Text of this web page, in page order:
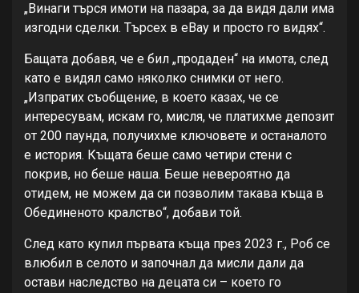
„Винаги търся имоти на пазара, за да видя дали има
изгодни сделки. Търсех в eBay и просто го видях“.
Бащата добавя, че е бил „продаден“ на имота, след
като е видял само няколко снимки от него.
„Изпратих съобщение, в което казах, че се
интересувам, искам го, мисля, че платихме депозит
от 200 паунда, получихме ключовете и останалото
е история. Къщата беше само четири стени с
покрив, но беше наша. Беше невероятно да
отидем, не можем да си позволим такава къща в
Обединеното кралство“, добави той.
След като купил първата къща през 2023 г., Роб се
влюбил в селото и започнал да мисли дали да
остави наследство на децата си – което го